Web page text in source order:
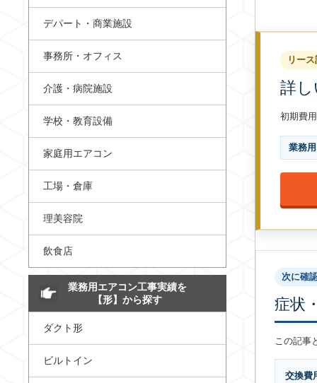
リー
詳
初期費
業務
次に確
症状
この記事
交換費
デパート・商業施設
事務所・オフィス
介護・病院施設
学校・教育設備
家庭用エアコン
工場・倉庫
理美容院
飲食店
業務用エアコン工事実績を
【形】から探す
ダクト形
ビルトイン